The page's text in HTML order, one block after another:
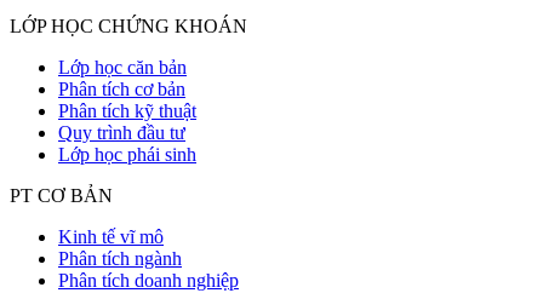
LỚP HỌC CHỨNG KHOÁN
Lớp học căn bản
Phân tích cơ bản
Phân tích kỹ thuật
Quy trình đầu tư
Lớp học phái sinh
PT CƠ BẢN
Kinh tế vĩ mô
Phân tích ngành
Phân tích doanh nghiệp